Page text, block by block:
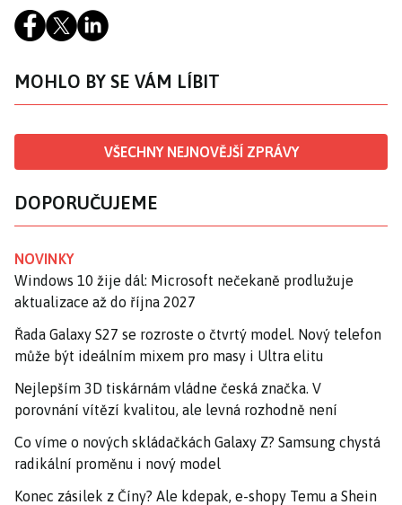
MOHLO BY SE VÁM LÍBIT
VŠECHNY NEJNOVĚJŠÍ ZPRÁVY
DOPORUČUJEME
NOVINKY
Windows 10 žije dál: Microsoft nečekaně prodlužuje
aktualizace až do října 2027
Řada Galaxy S27 se rozroste o čtvrtý model. Nový telefon
může být ideálním mixem pro masy i Ultra elitu
Nejlepším 3D tiskárnám vládne česká značka. V
porovnání vítězí kvalitou, ale levná rozhodně není
Co víme o nových skládačkách Galaxy Z? Samsung chystá
radikální proměnu i nový model
Konec zásilek z Číny? Ale kdepak, e-shopy Temu a Shein